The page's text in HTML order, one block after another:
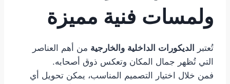
ولمسات فنية مميزة
تُعتبر الديكورات الداخلية والخارجية من أهم العناصر
التي تُظهر جمال المكان وتعكس ذوق أصحابه.
فمن خلال اختيار التصميم المناسب، يمكن تحويل أي